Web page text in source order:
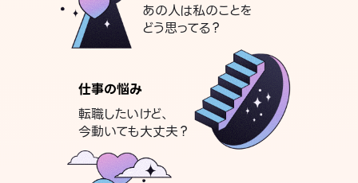
あの人は私のことを
どう思ってる？
仕事の悩み
転職したいけど、
今動いても大丈夫？